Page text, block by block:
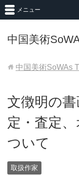
中国美術
メニュー
中国美術SoWAs
文徴明の
定・査定
ついて
取扱作家